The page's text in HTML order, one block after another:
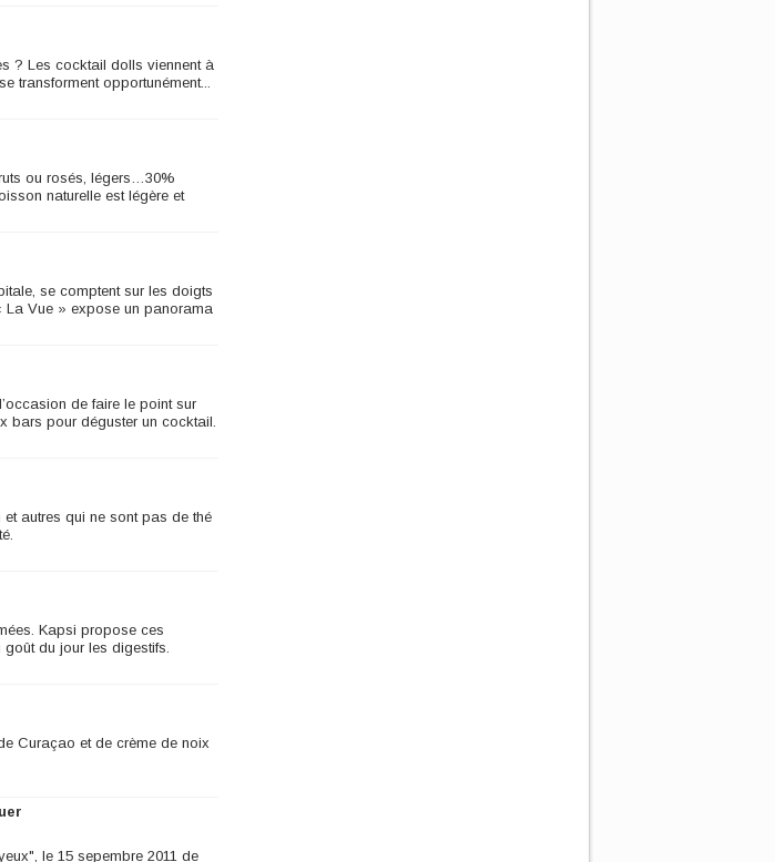
? Les cocktail dolls viennent à
transforment opportunément...
ou rosés, légers…30%
naturelle est légère et
se comptent sur les doigts
La Vue » expose un panorama
de faire le point sur
bars pour déguster un cocktail.
autres qui ne sont pas de thé
Kapsi propose ces
du jour les digestifs.
Curaçao et de crème de noix
le 15 sepembre 2011 de